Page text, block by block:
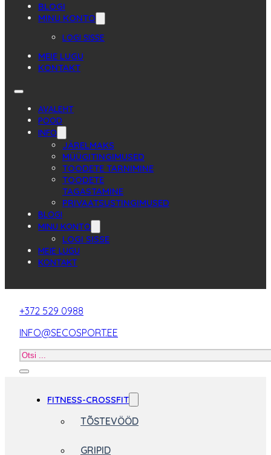
BLOGI
MINU KONTO
LOGI SISSE
MEIE LUGU
KONTAKT
AVALEHT
POOD
INFO
JÄRELMAKS
MÜÜGITINGIMUSED
TOODETE TARNIMINE
TOODETE
TAGASTAMINE
PRIVAATSUSTINGIMUSED
BLOGI
MINU KONTO
LOGI SISSE
MEIE LUGU
KONTAKT
+372 529 0988
INFO@SECOSPORT.EE
Otsi
FITNESS-CROSSFIT
TÕSTEVÖÖD
GRIPID